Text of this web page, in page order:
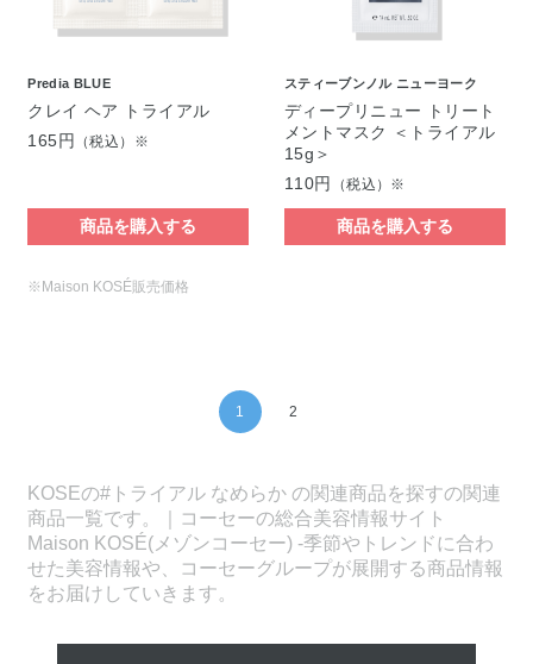
Predia BLUE
クレイ ヘア トライアル
165円 （税込）※
商品を購入する
スティーブンノル ニューヨーク
ディープリニュー トリート
メントマスク ＜トライアル
15g＞
110円
（税込）※
商品を購入する
※Maison KOSÉ販売価格
1 2
KOSEの#トライアル なめらか の関連商品を探すの関連
商品一覧です。｜コーセーの総合美容情報サイト
Maison KOSÉ(メゾンコーセー) -季節やトレンドに合わ
せた美容情報や、コーセーグループが展開する商品情報
をお届けしていきます。